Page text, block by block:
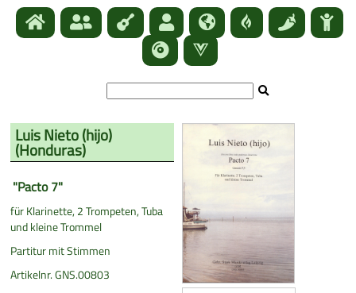
Luis Nieto (hijo)
(Honduras)
"Pacto 7"
für Klarinette, 2 Trompeten, Tuba
und kleine Trommel
Partitur mit Stimmen
Artikelnr. GNS.00803